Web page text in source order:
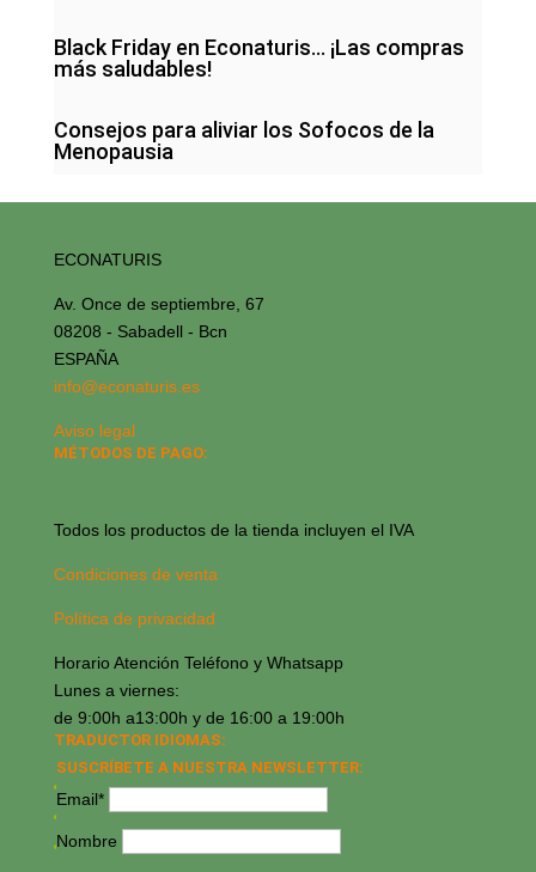
Black Friday en Econaturis… ¡Las compras
más saludables!
Consejos para aliviar los Sofocos de la
Menopausia
ECONATURIS
Av. Once de septiembre, 67
08208 - Sabadell - Bcn
ESPAÑA
info@econaturis.es
Aviso legal
MÉTODOS DE PAGO:
Todos los productos de la tienda incluyen el IVA
Condiciones de venta
Política de privacidad
Horario Atención Teléfono y Whatsapp
Lunes a viernes:
de 9:00h a13:00h y de 16:00 a 19:00h
TRADUCTOR IDIOMAS:
SUSCRÍBETE A NUESTRA NEWSLETTER:
Email*
Nombre